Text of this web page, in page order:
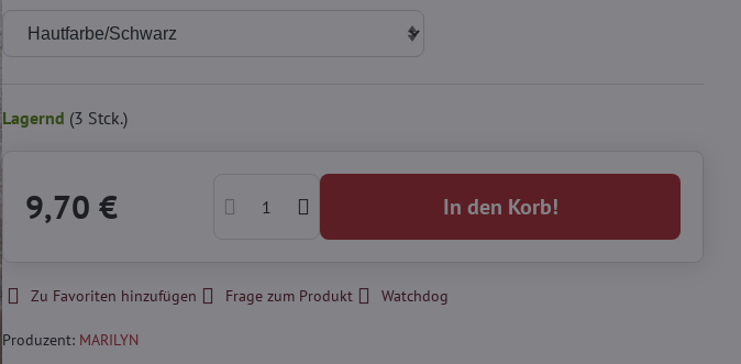
Lagernd (3 Stck.)
9,70 € In den Korb!
Zu Favoriten hinzufügen Frage zum Produkt Watchdog
Produzent: MARILYN